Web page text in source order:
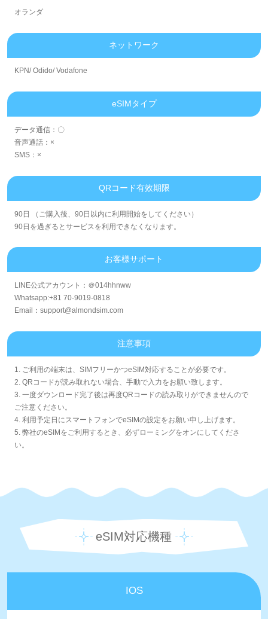
オランダ
ネットワーク
KPN/ Odido/ Vodafone
eSIMタイプ
データ通信：〇
音声通話：×
SMS：×
QRコード有效期限
90日 （ご購入後、90日以内に利用開始をしてください）
90日を過ぎるとサービスを利用できなくなります。
お客様サポート
LINE公式アカウント：＠014hhnww
Whatsapp:+81 70-9019-0818
Email：support@almondsim.com
注意事項
1. ご利用の端末は、SIMフリーかつeSIM対応することが必要です。
2. QRコードが読み取れない場合、手動で入力をお願い致します。
3. 一度ダウンロード完了後は再度QRコードの読み取りができませんので
ご注意ください。
4. 利用予定日にスマートフォンでeSIMの設定をお願い申し上げます。
5. 弊社のeSIMをご利用するとき、必ずローミングをオンにしてくださ
い。
eSIM対応機種
IOS